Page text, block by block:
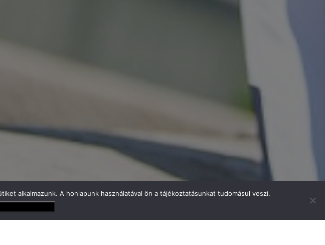
alkalmazunk. A honlapunk használatával ön a tájékoztatásunkat tudomásul veszi.